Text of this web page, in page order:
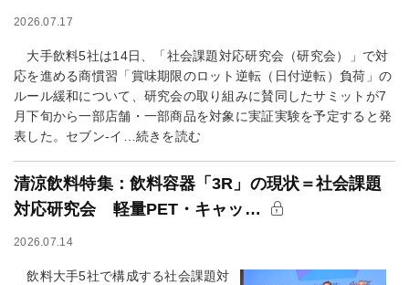
2026.07.17
大手飲料5社は14日、「社会課題対応研究会（研究会）」で対
応を進める商慣習「賞味期限のロット逆転（日付逆転）負荷」の
ルール緩和について、研究会の取り組みに賛同したサミットが7
月下旬から一部店舗・一部商品を対象に実証実験を予定すると発
表した。セブン-イ…続きを読む
清涼飲料特集：飲料容器「3R」の現状＝社会課題
対応研究会 軽量PET・キャッ…
2026.07.14
飲料大手5社で構成する社会課題対